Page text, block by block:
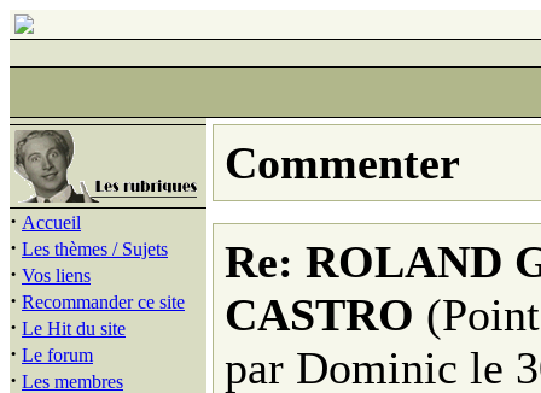
· Accueil
· Les thèmes / Sujets
· Vos liens
· Recommander ce site
· Le Hit du site
· Le forum
· Les membres
Commenter
Re: ROLAND
CASTRO
par Dominic le